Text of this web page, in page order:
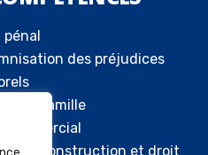
des préjudices
de la famille
commercial
de la construction et droit